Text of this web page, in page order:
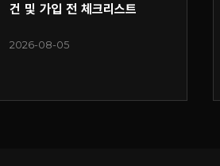
건 및 가입 전 체크리스트
2026-08-05